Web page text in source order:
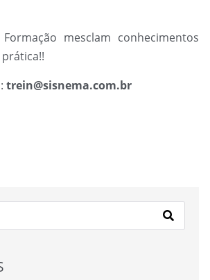
mesclam conhecimentos
trein@sisnema.com.br